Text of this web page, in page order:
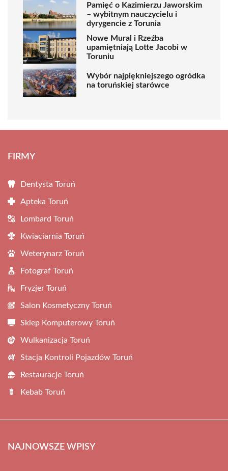
Pamięć o Kazimierzu Jaworskim
– wybitnym nauczycielu i
dyrygencie z Torunia
Nowe Mural i Rzeźba
upamiętniają Lotte Jacobi w
Toruniu
Wybór najpiękniejszego ogródka
na toruńskiej starówce
FIRMY
Dentysta Toruń
Apteka Toruń
Lombard Toruń
Kwiaciarnia Toruń
Weterynarz Toruń
Fotograf Toruń
Fryzjer Toruń
Salon Kosmetyczny Toruń
Sklep Komputerowy Toruń
Wulkanizacja Toruń
Stacja Kontroli Pojazdów Toruń
Restauracje Toruń
Kebab Toruń
NAJNOWSZE WPISY